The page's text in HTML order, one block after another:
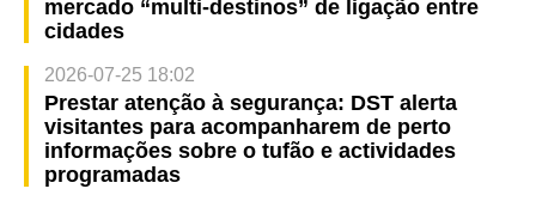
mercado “multi-destinos” de ligação entre
cidades
2026-07-25 18:02
Prestar atenção à segurança: DST alerta
visitantes para acompanharem de perto
informações sobre o tufão e actividades
programadas